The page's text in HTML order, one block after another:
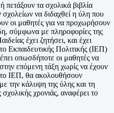
τα σχολικά βιβλία
να διδαχθεί η ύλη που
οι μαθητές για να προχωρήσουν
σύμφωνα με πληροφορίες της
έχει ζητήσει, και έχει
Εκπαιδευτικής Πολιτικής (ΙΕΠ)
οπωσδήποτε οι μαθητές να
επόμενη τάξη χωρίς να έχουν
ΙΕΠ, θα ακολουθήσουν
την κάλυψη της ύλης και τη
χρονιάς, αναφέρει το